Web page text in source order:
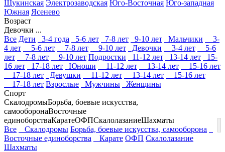
Щукинская Электрозаводская Юго-Восточная Юго-западная
Южная Ясенево
Возраст
Девочки ...
Все Дети 3-4 года 5-6 лет 7-8 лет 9-10 лет Мальчики
3-
4 лет
5-6 лет 7-8 лет 9-10 лет Девочки 3-4 лет
5-6
лет
7-8 лет 9-10 лет Подростки 11-12 лет 13-14 лет
15-
16 лет
17-18 лет Юноши 11-12 лет 13-14 лет
15-16 лет
17-18 лет
Девушки 11-12 лет 13-14 лет
15-16 лет
17-18 лет Взрослые Мужчины
Женщины
Спорт
СкалодромыБорьба, боевые искусства,
самооборонаВосточные
единоборстваКаратеОФПСкалолазаниеШахматы
Все
Скалодромы Борьба, боевые искусства, самооборона
Восточные единоборства
Карате ОФП Скалолазание
Шахматы